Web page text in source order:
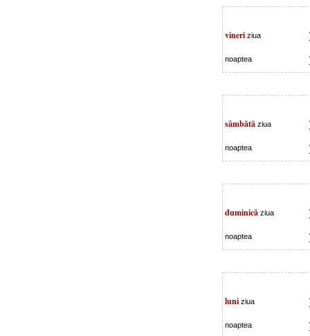
vineri ziua
noaptea
sâmbătă ziua
noaptea
duminică ziua
noaptea
luni ziua
noaptea